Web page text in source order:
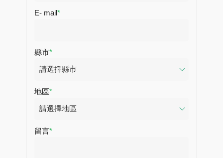
E- mail
縣市
地區
留言